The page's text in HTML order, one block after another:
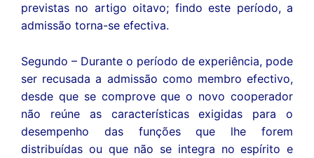
previstas no artigo oitavo; findo este período, a
admissão torna-se efectiva.
Segundo – Durante o período de experiência, pode
ser recusada a admissão como membro efectivo,
desde que se comprove que o novo cooperador
não reúne as características exigidas para o
desempenho das funções que lhe forem
distribuídas ou que não se integra no espírito e